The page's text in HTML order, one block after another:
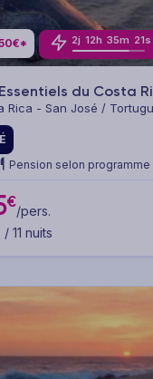
2j 12h 35m 21s
du Costa
Rica - San José /
Antonio
Pension selon programme
€/pers.
11 nuits